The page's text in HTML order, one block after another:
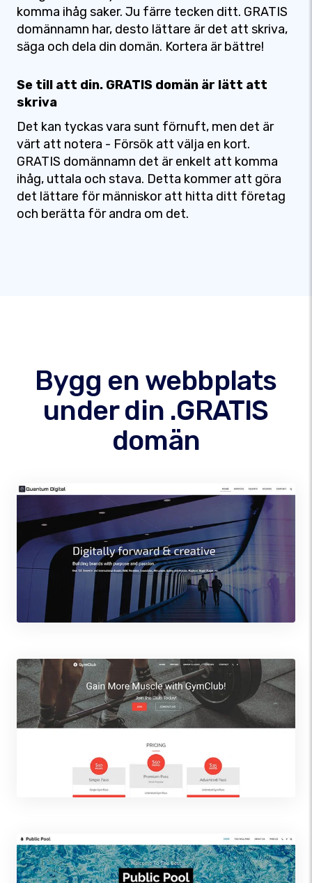
komma ihåg saker. Ju färre tecken ditt. GRATIS
domännamn har, desto lättare är det att skriva,
säga och dela din domän. Kortera är bättre!
Se till att din. GRATIS domän är lätt att
skriva
Det kan tyckas vara sunt förnuft, men det är
värt att notera - Försök att välja en kort.
GRATIS domännamn det är enkelt att komma
ihåg, uttala och stava. Detta kommer att göra
det lättare för människor att hitta ditt företag
och berätta för andra om det.
Bygg en webbplats
under din .GRATIS
domän